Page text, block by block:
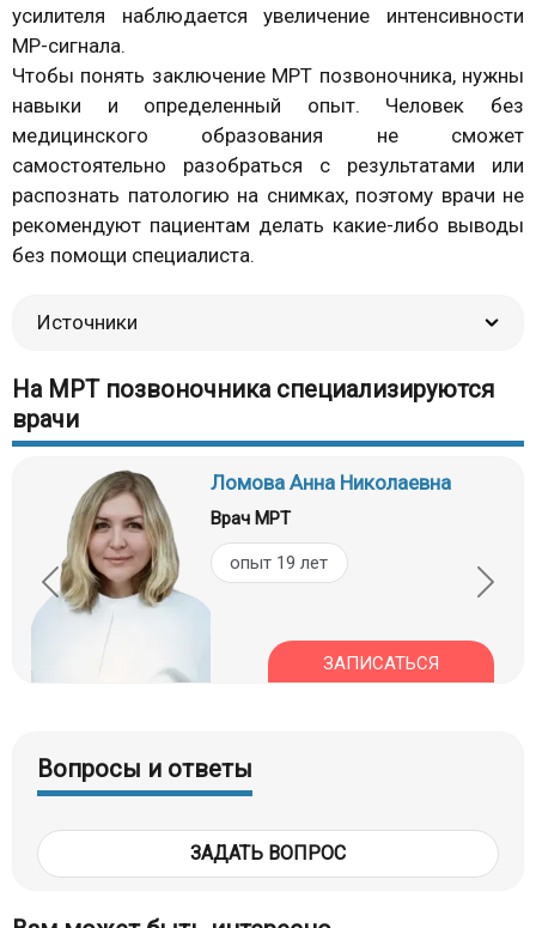
усилителя наблюдается увеличение интенсивности
МР-сигнала.
Чтобы понять заключение МРТ позвоночника, нужны
навыки и определенный опыт. Человек без
медицинского образования не сможет
самостоятельно разобраться с результатами или
распознать патологию на снимках, поэтому врачи не
рекомендуют пациентам делать какие-либо выводы
без помощи специалиста.
Источники
На МРТ позвоночника специализируются
врачи
Ломова Анна Николаевна
Врач МРТ
опыт 19 лет
ЗАПИСАТЬСЯ
Вопросы и ответы
ЗАДАТЬ ВОПРОС